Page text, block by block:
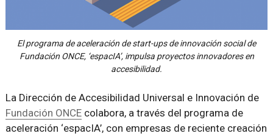
El programa de aceleración de start-ups de innovación social de
Fundación ONCE, ‘espacIA’, impulsa proyectos innovadores en
accesibilidad.
La Dirección de Accesibilidad Universal e Innovación de
Fundación ONCEcolabora, a través del programa de
aceleración ‘espacIA’, con empresas de reciente creación